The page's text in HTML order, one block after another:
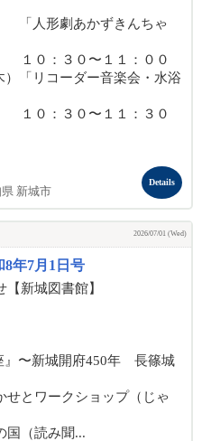
「人形劇あかずきんちゃ
１１：００
「リコーダー音楽会・水浴
１１：３０
新城市
Details
2026/07/01 (Wed)
8年7月1日号
新城図書館】
〜新城開府450年 長篠城
せとワークショップ（じゃ
国（読み聞...